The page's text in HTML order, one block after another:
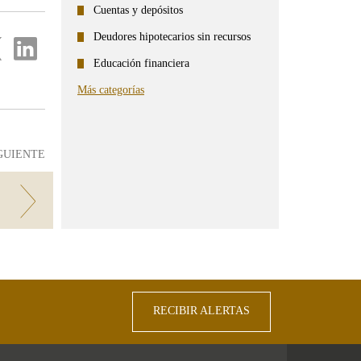
Compartir
en
Cuentas y depósitos
Deudores hipotecarios sin recursos
Educación financiera
Más categorías
RECIBIR ALERTAS